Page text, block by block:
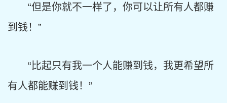
“但是你就不一样了，你可以让所有人都赚
到钱！”
“比起只有我一个人能赚到钱，我更希望所
有人都能赚到钱！”